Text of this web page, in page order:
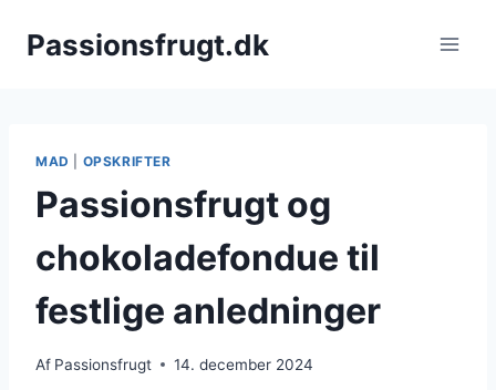
Passionsfrugt.dk
MAD OPSKRIFTER
Passionsfrugt og
chokoladefondue til
festlige anledninger
Af Passionsfrugt 14. december 2024